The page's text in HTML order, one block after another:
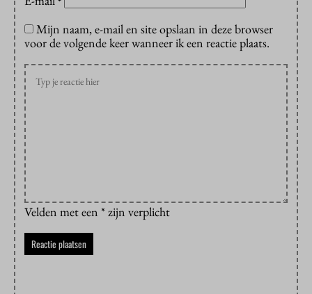
Mijn naam, e-mail en site opslaan in deze browser
voor de volgende keer wanneer ik een reactie plaats.
Velden met een * zijn verplicht